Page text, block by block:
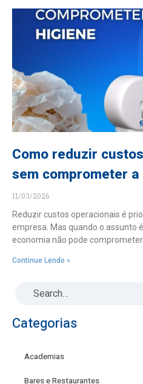
Como reduzir
sem comprometer a
11/03/2026
Reduzir custos operacionais é
empresa. Mas quando o assunto
economia não pode
Continue Lendo »
Categorias
Academias
Bares e Restaurantes